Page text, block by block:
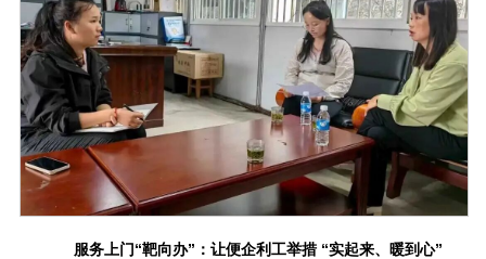
服务上门“靶向办”：让便企利工举措 “实起来、暖到心”